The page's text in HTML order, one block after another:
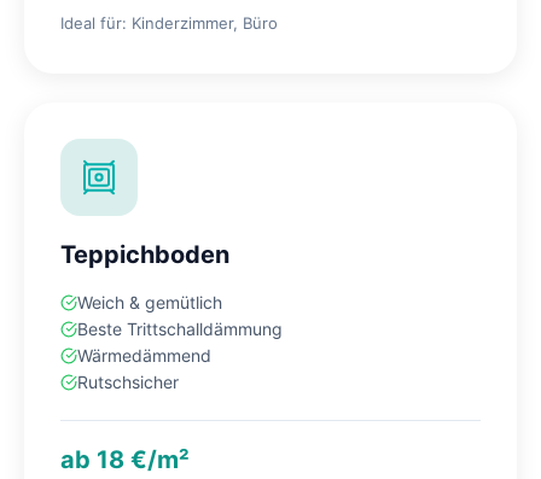
Ideal für: Kinderzimmer, Büro
Teppichboden
Weich & gemütlich
Beste Trittschalldämmung
Wärmedämmend
Rutschsicher
ab 18 €/m²